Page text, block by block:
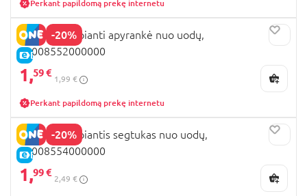
Perkant papildomą prekę internetu
-20%
E-KAINA
CHICCO kvepianti apyrankė nuo uodų,
00008552000000
1,59 €
1,99 €
Perkant papildomą prekę internetu
-20%
E-KAINA
CHICCO kvepiantis segtukas nuo uodų,
00008554000000
1,99 €
2,49 €